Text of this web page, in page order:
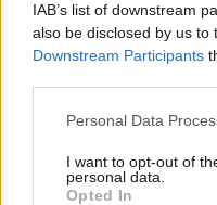
IAB’s list of downstream
also be disclosed by us to
Downstream Participants
Personal Data
I want to opt-out of
personal data.
Opted In
Pedig
nőknek,